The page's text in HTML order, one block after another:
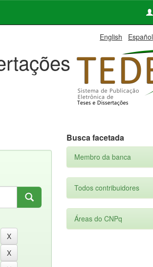
English Español
Busca facetada
Membro da banca
Todos contribuidores
Áreas do CNPq